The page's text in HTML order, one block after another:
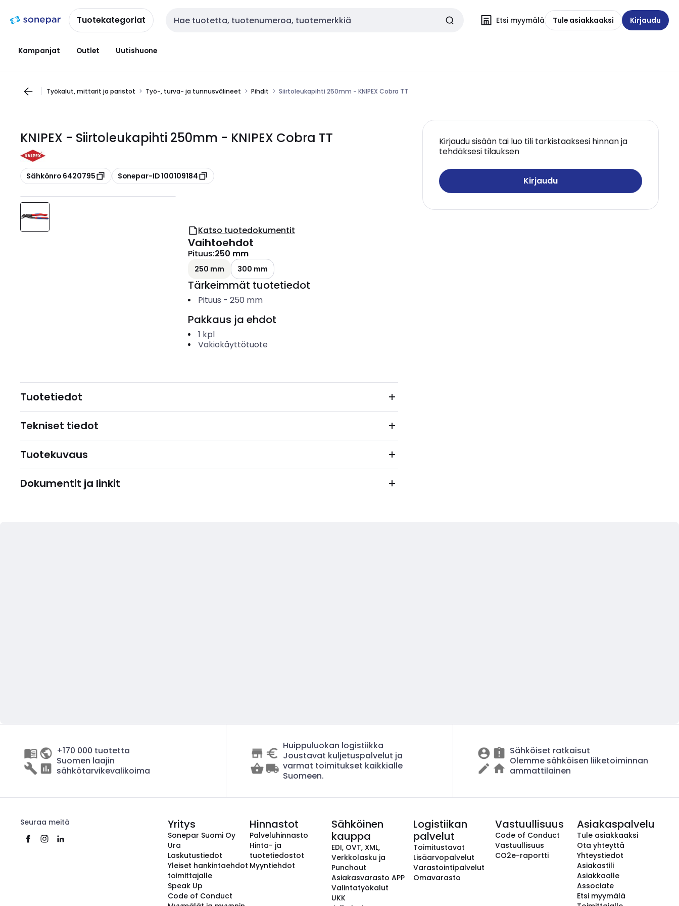
navigointiinsisältöönTuotekategoriat Haku Etsi myymälä Tule asiakkaaksi Kirjaudu
Kampanjat Outlet Uutishuone
Työkalut, mittarit ja paristot Työ-, turva- ja tunnusvälineet Pihdit Siirtoleukapihti 250mm - KNIPEX Cobra TT
KNIPEX - Siirtoleukapihti 250mm - KNIPEX Cobra TT
Kopioi
Sähkönro 6420795 Kopioi
Sonepar-ID 100109184
Kirjaudu sisään tai luo tili tarkistaaksesi hinnan ja
tehdäksesi tilauksen
Kirjaudu
Katso tuotedokumentit
Vaihtoehdot
Pituus:250 mm
250 mm 300 mm
Tärkeimmät tuotetiedot
Pituus - 250 mm
Pakkaus ja ehdot
1 kpl
Vakiokäyttötuote
Tuotetiedot
Tekniset tiedot
Tuotekuvaus
Dokumentit ja linkit
+170 000 tuotetta
Suomen laajin
sähkötarvikevalikoima
Huippuluokan logistiikka
Joustavat kuljetuspalvelut ja
varmat toimitukset kaikkialle
Suomeen.
Sähköiset ratkaisut
Olemme sähköisen liiketoiminnan
ammattilainen
Seuraa meitä Yritys
Sonepar Suomi Oy
Ura
Laskutustiedot
Yleiset hankintaehdot
toimittajalle
Speak Up
Code of Conduct
Hinnastot
Palveluhinnasto
Hinta- ja
tuotetiedostot
Myyntiehdot
Sähköinen
kauppa
EDI, OVT, XML,
Verkkolasku ja
Punchout
Asiakasvarasto APP
Valintatyökalut
UKK
Logistiikan
palvelut
Toimitustavat
Lisäarvopalvelut
Varastointipalvelut
Omavarasto
Vastuullisuus
Code of Conduct
Vastuullisuus
CO2e-raportti
Asiakaspalvelu
Tule asiakkaaksi
Ota yhteyttä
Yhteystiedot
Asiakastili
Asiakkaalle
Associate
Etsi myymälä